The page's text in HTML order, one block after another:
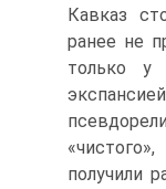
Кавказ
ранее не
только
получили